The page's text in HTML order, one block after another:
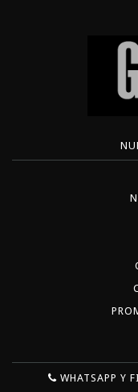
WHATSAPP Y